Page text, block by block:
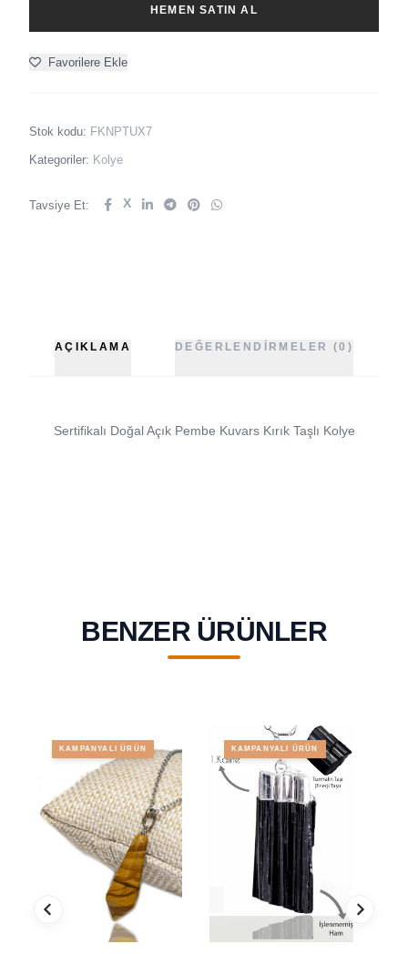
HEMEN SATIN AL
Favorilere Ekle
Stok kodu: FKNPTUX7
Kategoriler: Kolye
Tavsiye Et: X
AÇIKLAMA DEĞERLENDIRMELER (0)
Sertifikalı Doğal Açık Pembe Kuvars Kırık Taşlı Kolye
BENZER ÜRÜNLER
KAMPANYALI ÜRÜN KAMPANYALI ÜRÜN